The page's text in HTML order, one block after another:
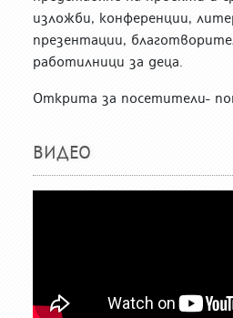
изложби, конференции,
презентации,
работилници за деца.
Открита за посетители-
ВИДЕО